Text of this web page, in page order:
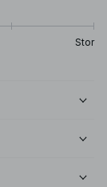
Stor